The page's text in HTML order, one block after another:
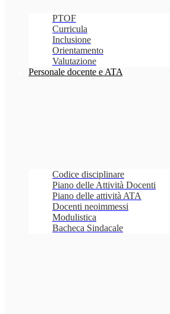
PTOF
Curricula
Inclusione
Orientamento
Valutazione
Personale docente e ATA
Codice disciplinare
Piano delle Attività Docenti
Piano delle attività ATA
Docenti neoimmessi
Modulistica
Bacheca Sindacale